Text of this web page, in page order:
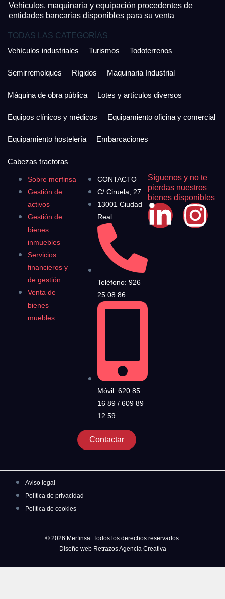
Vehiculos, maquinaria y equipación procedentes de
entidades bancarias disponibles para su venta
Sobre merfinsa
Gestión de
activos
Gestión de
bienes
inmuebles
Servicios
financieros y
de gestión
Venta de
bienes
muebles
CONTACTO
C/ Ciruela, 27
13001 Ciudad
Real
Teléfono: 926
25 08 86
Móvil: 620 85
16 89 / 609 89
12 59
Contactar
Síguenos y no te
pierdas nuestros
bienes disponibles
TODAS LAS CATEGORÍAS
Vehículos industriales
Turismos Todoterrenos
Semirremolques Rígidos Maquinaria Industrial
Máquina de obra pública Lotes y artículos diversos
Equipos clínicos y médicos Equipamiento oficina y comercial
Equipamiento hostelería Embarcaciones
Cabezas tractoras
Aviso legal
Política de privacidad
Política de cookies
© 2026 Merfinsa. Todos los derechos reservados.
Diseño web Retrazos Agencia Creativa